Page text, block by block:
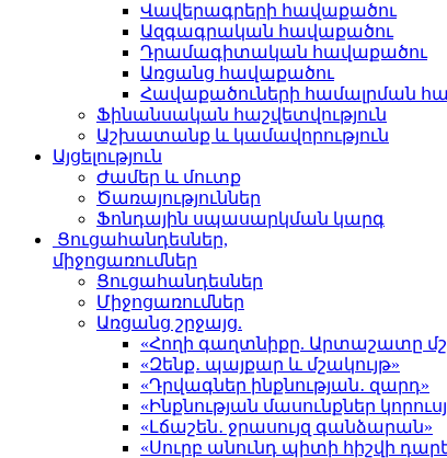
Վավերագրերի հավաքածու
Ազգագրական հավաքածու
Դրամագիտական հավաքածու
Առցանց հավաքածու
Հավաքածուների համալրման
Ֆինանսական հաշվետվություն
Աշխատանք և կամավորություն
Այցելություն
Ժամեր և մուտք
Ծառայություններ
Ֆոնդային սպասարկման կարգ
Ցուցահանդեսներ,
միջոցառումներ
Ցուցահանդեսներ
Միջոցառումներ
Առցանց շրջայց.
«Հողի գաղտնիքը. Արտաշատը
«Զենք․ պայքար և մշակույթ»
«Դրվագներ ինքնության․ զարդ»
«Ինքնության մասունքներ
«Լճաշեն․ ջրասույզ գանձարան»
«Սուրբ անունդ պիտի հիշվի